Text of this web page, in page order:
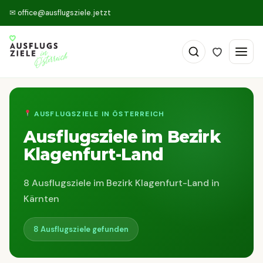
✉ office@ausflugsziele.jetzt
AUSFLUGSZIELE IN ÖSTERREICH
Ausflugsziele im Bezirk
Klagenfurt-Land
8 Ausflugsziele im Bezirk Klagenfurt-Land in
Kärnten
8 Ausflugsziele gefunden